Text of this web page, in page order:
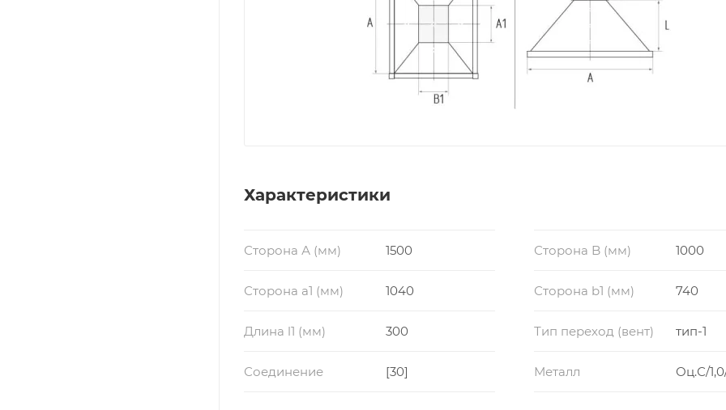
Характеристики
Сторона А (мм) 1500 Сторона B (мм) 1000
Сторона a1 (мм) 1040 Сторона b1 (мм) 740
Длина l1 (мм) 300 Тип переход (вент) тип-1
Соединение [30] Металл Оц.С/